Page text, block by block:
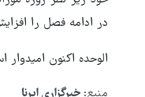
در ادامه فصل را
الوحده اکنون